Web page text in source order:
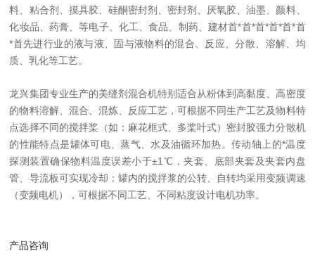
料、粘合剂、摸具胶、硅酮密封剂、密封剂、厌氧胶、油墨、颜料、
化妆品、药膏、等电子、化工、食品、制药、建材首*首*首*首*首*首
*首先进行业的液与液、固与液物料的混合、反应、分散、溶解、均
质、乳化等工艺。
龙兴集团专业生产的美缝剂混合机特别适合从粉体到高黏度、高密度
的物料溶解、混合、混炼、反应工艺，可根据不同生产工艺及物料特
点选择不同的搅拌桨（如：麻花框式、多桨叶式）密封胶强力分散机
的性能特点是罐体可电、蒸气、水及油循环加热。传动轴上的*温度
探测装置确保物料温度误差小于±1℃，夹套、底部夹套及夹套内盘
管、导流板可实现冷却；罐内的搅拌浆的公转、自转均采用变频调速
（变频电机），可根据不同工艺、不同粘度设计电机功率。
产品咨询